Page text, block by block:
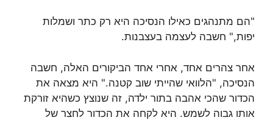
"הם מתנהגים כאילו הנסיכה היא רק כתר ושמלות
יפות," חשבה לעצמה בעצבנות.
אחר צהרים אחד, אחרי אחד הביקורים האלה, חשבה
הנסיכה, "הלוואי שהייתי שוב קטנה." היא מצאה את
הכדור שהכי אהבה בתור ילדה, זה שנוצץ כשהיא זורקת
אותו גבוה לשמש. היא לקחה את הכדור לחצר של